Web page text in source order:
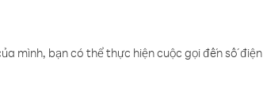
mình, bạn có thể thực hiện cuộc gọi đến số điện